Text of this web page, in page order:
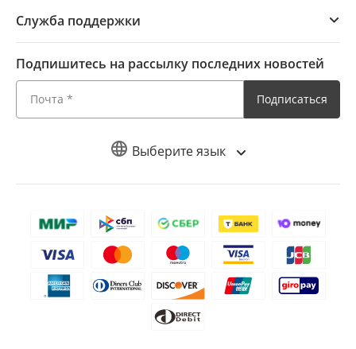
Выберите язык
Служба поддержки
Подпишитесь на рассылку последних новостей
Подписаться